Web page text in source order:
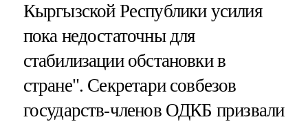
Кыргызской Республики усилия
пока недостаточны для
стабилизации обстановки в
стране". Секретари совбезов
государств-членов ОДКБ призвали